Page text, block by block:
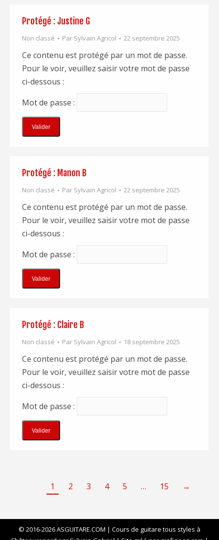
Protégé : Justine G
Non classé Par Sylvain Agricol 22 septembre 2025
Ce contenu est protégé par un mot de passe.
Pour le voir, veuillez saisir votre mot de passe
ci-dessous :
Mot de passe :
Protégé : Manon B
Non classé Par Sylvain Agricol 22 septembre 2025
Ce contenu est protégé par un mot de passe.
Pour le voir, veuillez saisir votre mot de passe
ci-dessous :
Mot de passe :
Protégé : Claire B
Non classé Par Sylvain Agricol 18 septembre 2025
Ce contenu est protégé par un mot de passe.
Pour le voir, veuillez saisir votre mot de passe
ci-dessous :
Mot de passe :
1 2 3 4 5 … 15 →
© 2016-2026 ASGUITARE.COM | Cours de guitare tous styles à